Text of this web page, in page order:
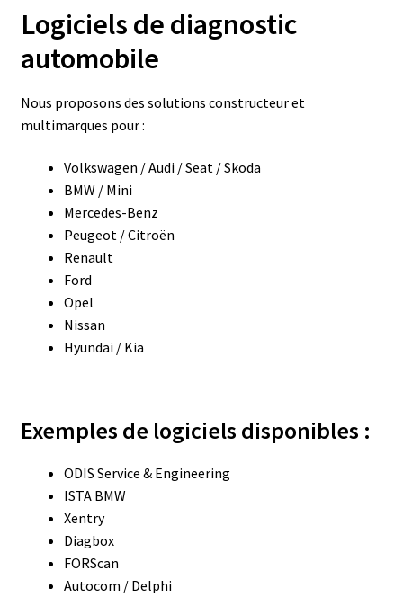
Logiciels de diagnostic
automobile
Nous proposons des solutions constructeur et
multimarques pour :
Volkswagen / Audi / Seat / Skoda
BMW / Mini
Mercedes-Benz
Peugeot / Citroën
Renault
Ford
Opel
Nissan
Hyundai / Kia
Exemples de logiciels disponibles :
ODIS Service & Engineering
ISTA BMW
Xentry
Diagbox
FORScan
Autocom / Delphi